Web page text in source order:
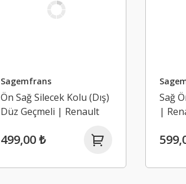
Sagemfrans
Ön Sağ Silecek Kolu (Dış)
Düz Geçmeli | Renault
499,00 ₺
Sağ
|